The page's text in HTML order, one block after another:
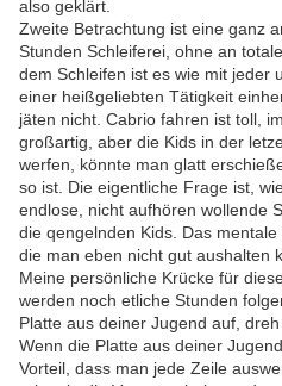
also geklärt.
Zweite Betrachtung ist eine ganz
Stunden Schleiferei, ohne an
dem Schleifen ist es wie mit jeder
einer heißgeliebten Tätigkeit
jäten nicht. Cabrio fahren ist toll,
großartig, aber die Kids in der
werfen, könnte man glatt
so ist. Die eigentliche Frage ist,
endlose, nicht aufhören wollende
die qengelnden Kids. Das
die man eben nicht gut aushalten
Meine persönliche Krücke für
werden noch etliche Stunden
Platte aus deiner Jugend auf,
Wenn die Platte aus deiner
Vorteil, dass man jede Zeile